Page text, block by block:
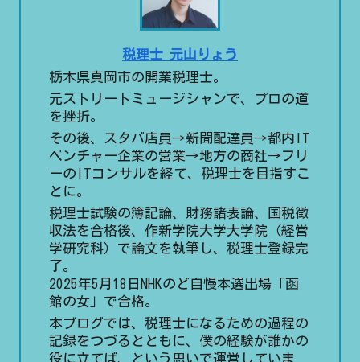
税理士 元山りょう
栃木県真岡市の開業税理士。
元ストリートミュージシャンで、プロの道
を挫折。
その後、スタバ店員→新聞配達員→都内IT
ベンチャー企業の営業→地方の商社→フリ
ーのITコンサルを経て、税理士を目指すこ
とに。
税理士試験の簿記論、財務諸表論、国税徴
収法を合格後、作新学院大学大学院（経営
学研究科）で論文を執筆し、税理士登録完
了。
2025年5月18日NHKのど自慢本選出場「函
館の女」で合格。
本ブログでは、税理士になるための過程の
記録をつづるとともに、僕の経験が誰かの
役に立てば、という思いで運営していま